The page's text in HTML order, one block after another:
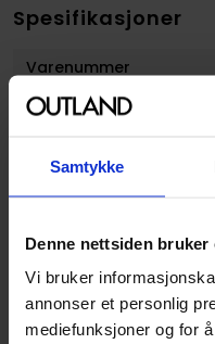
Samtykke
Denne nettsiden bruker
Vi bruker
annonser et personlig
mediefunksjoner og for
Spesifikasjoner
Varenummer
Vekt (Kg) :
Genre